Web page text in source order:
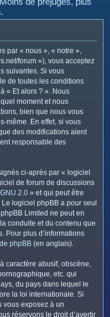
e
par « nous », « notre »,
forum »), vous acceptez
suivantes. Si vous
de toutes les conditions
« Et alors ? ». Nous
moment et nous
bien que nous vous
même. En effet, si vous
des modifications aient
responsable des
ci-après par « logiciel
de forum de discussions
2.0 » et qui peut être
logiciel phpBB a pour seul
Limited ne peut en
conduite et du contenu que
Pour plus d’informations
phpBB (en anglais).
caractère abusif, obscène,
etc. qui
du pays dans lequel le
la loi internationale. Si
vous exposez à un
réservons le droit d’avertir